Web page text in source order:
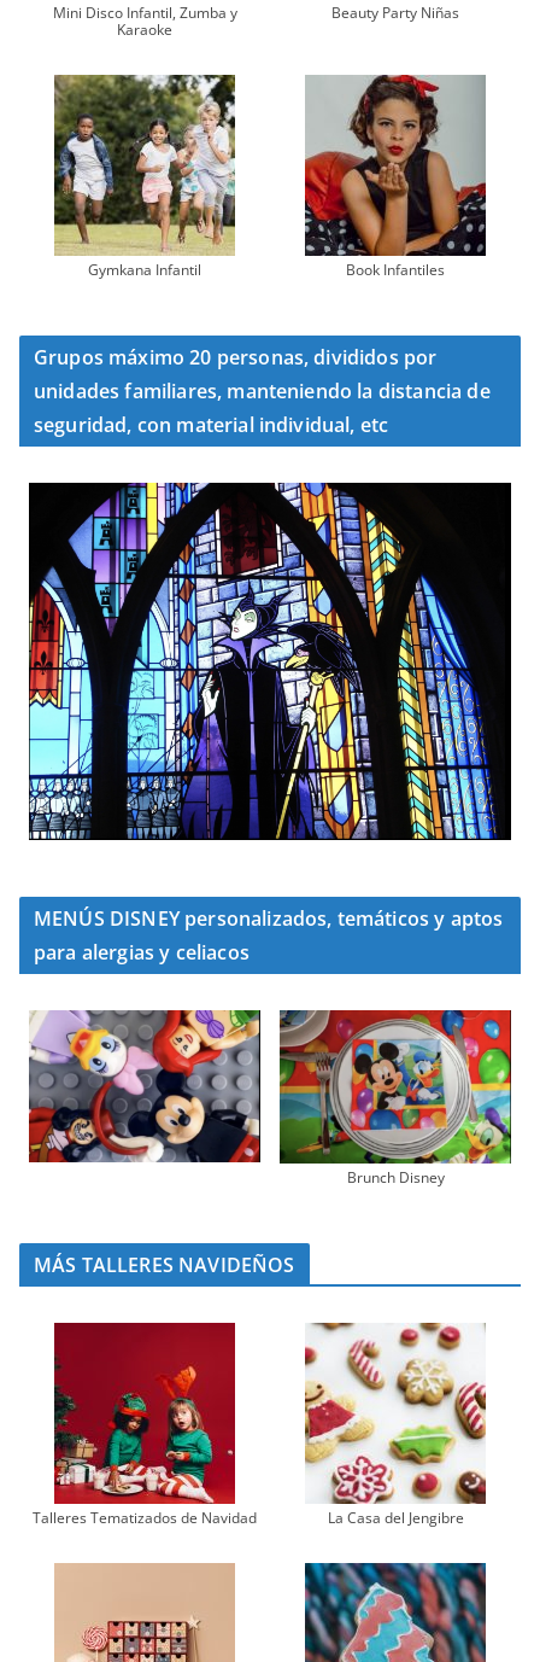
Mini Disco Infantil, Zumba y
Karaoke
Beauty Party Niñas
Gymkana Infantil Book Infantiles
Grupos máximo 20 personas, divididos por
unidades familiares, manteniendo la distancia de
seguridad, con material individual, etc
MENÚS DISNEY personalizados, temáticos y aptos
para alergias y celiacos
Brunch Disney
MÁS TALLERES NAVIDEÑOS
Talleres Tematizados de Navidad La Casa del Jengibre